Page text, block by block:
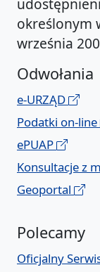
określonym
września
Odwołania
e-URZĄD
Podatki on-line
ePUAP
Konsultacje z
Geoportal
Polecamy
Oficjalny